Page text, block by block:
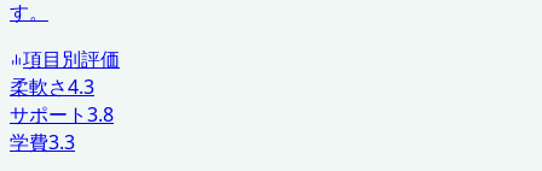
す。
項目別評価
柔軟さ4.3
サポート3.8
学費3.3